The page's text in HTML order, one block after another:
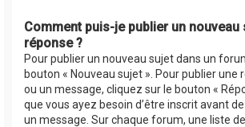
Comment puis-je publier un nouveau
réponse ?
Pour publier un nouveau sujet dans un
bouton « Nouveau sujet ». Pour publier une
ou un message, cliquez sur le bouton «
que vous ayez besoin d’être inscrit avant
un message. Sur chaque forum, une liste